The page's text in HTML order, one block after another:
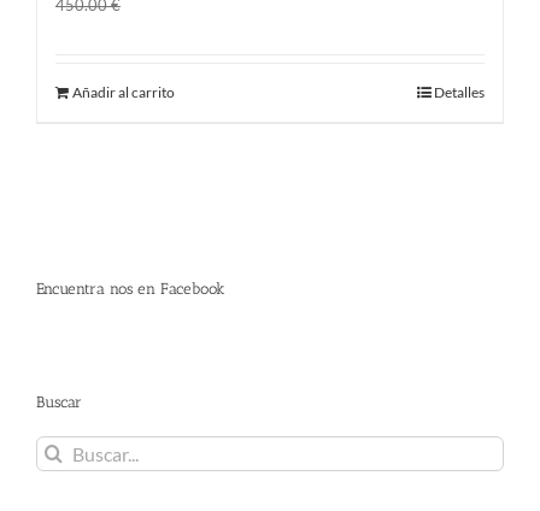
450.00€
era:
Añadir al carrito Detalles
Encuentra nos en Facebook
Buscar
Buscar: